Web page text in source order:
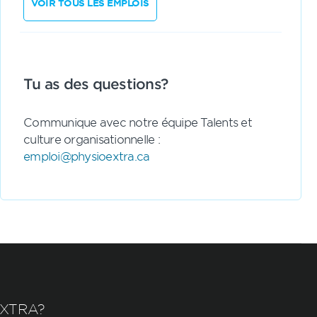
VOIR TOUS LES EMPLOIS
Tu as des questions?
Communique avec notre équipe Talents et
culture organisationnelle :
emploi@physioextra.ca